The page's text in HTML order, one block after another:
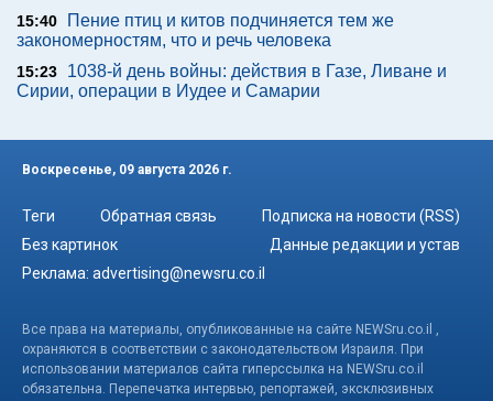
15:40
Пение птиц и китов подчиняется тем же
закономерностям, что и речь человека
15:23
1038-й день войны: действия в Газе, Ливане и
Сирии, операции в Иудее и Самарии
Воскресенье, 09 августа 2026 г.
Теги Обратная связь
Подписка на новости (RSS)
Без картинок
Данные редакции и устав
Реклама: advertising@newsru.co.il
Все права на материалы, опубликованные на сайте NEWSru.co.il ,
охраняются в соответствии с законодательством Израиля. При
использовании материалов сайта гиперссылка на NEWSru.co.il
обязательна. Перепечатка интервью, репортажей, эксклюзивных